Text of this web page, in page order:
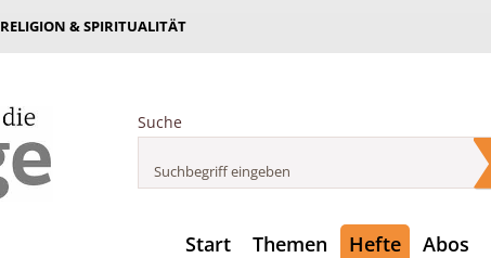
RELIGION & SPIRITUALITÄT
Suche
Start Themen Hefte Abos